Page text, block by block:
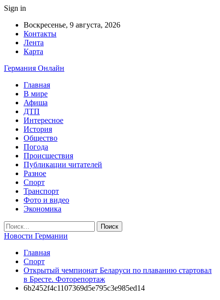
Sign in
Воскресенье, 9 августа, 2026
Контакты
Лента
Карта
Германия Онлайн
Главная
В мире
Афиша
ДТП
Интересное
История
Общество
Погода
Происшествия
Публикации читателей
Разное
Спорт
Транспорт
Фото и видео
Экономика
Новости Германии
Главная
Спорт
Открытый чемпионат Беларуси по плаванию стартовал
в Бресте. Фоторепортаж
6b2452f4c1107369d5e795c3e985ed14